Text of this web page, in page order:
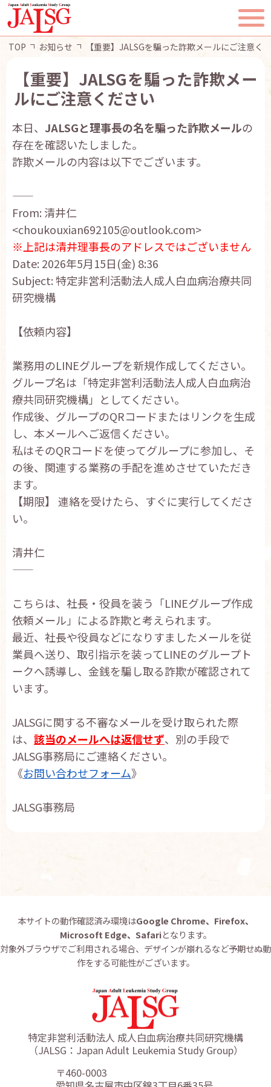
TOP
JALSGとは
会員ページ
お問い合わせ
TOP お知らせ 【重要】JALSGを騙った詐欺メールにご注意く
【重要】JALSGを騙った詐欺メー
ルにご注意ください
本日、 JALSGと理事長の名を騙った詐欺メールの
存在を確認いたしました。
詐欺メールの内容は以下でございます。
——
From: 清井仁
<choukouxian692105@outlook.com>
※上記は清井理事長のアドレスではございません
Date: 2026年5月15日(金) 8:36
Subject: 特定非営利活動法人成人白血病治療共同
研究機構
【依頼内容】
業務用のLINEグループを新規作成してください。
グループ名は「特定非営利活動法人成人白血病治
療共同研究機構」 としてください。
作成後、グループのQRコードまたはリンクを生成
し、 本メールへご返信ください。
私はそのQRコードを使ってグループに参加し、そ
の後、 関連する業務の手配を進めさせていただき
ます。
【期限】 連絡を受けたら、すぐに実行してくださ
い。
清井仁
——
こちらは、社長・役員を装う「LINEグループ作成
依頼メール」 による詐欺と考えられます。
最近、社長や役員などになりすましたメールを従
業員へ送り、 取引指示を装ってLINEのグループト
ークへ誘導し、 金銭を騙し取る詐欺が確認されて
います。
JALSGに関する不審なメールを受け取られた際
は、 該当のメールへは返信せず、別の手段で
JALSG事務局にご連絡ください。
《お問い合わせフォーム》
JALSG事務局
本サイトの動作確認済み環境はGoogle Chrome、Firefox、
Microsoft Edge、Safariとなります。
対象外ブラウザでご利用される場合、デザインが崩れるなど予期せぬ動
作をする可能性がございます。
特定非営利活動法人 成人白血病治療共同研究機構
（JALSG：Japan Adult Leukemia Study Group）
〒460-0003